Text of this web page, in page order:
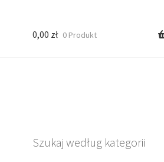
0,00 zł 0 Produkt
Szukaj według kategorii